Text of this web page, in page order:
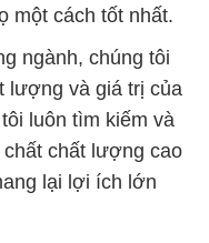
một cách tốt nhất.
ngành, chúng tôi
lượng và giá trị của
luôn tìm kiếm và
chất lượng cao
lại lợi ích lớn